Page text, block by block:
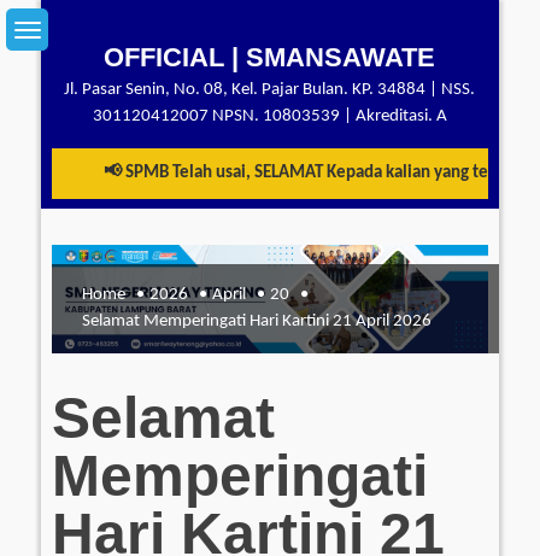
Skip
to
OFFICIAL | SMANSAWATE
Jl. Pasar Senin, No. 08, Kel. Pajar Bulan. KP. 34884 | NSS.
301120412007 NPSN. 10803539 | Akreditasi. A
📢 SPMB Telah usai, SELAMAT Kepada kalian yang telah
Home 2026 April
20
Selamat Memperingati Hari Kartini 21 April 2026
Selamat
Memperingati
Hari Kartini 21